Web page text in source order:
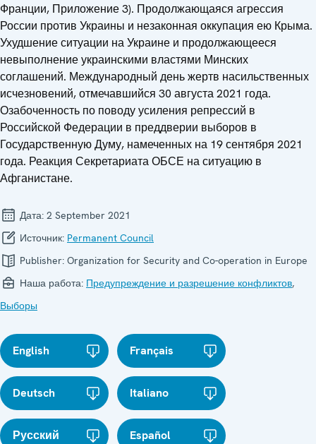
Франции, Приложение 3). Продолжающаяся агрессия
России против Украины и незаконная оккупация ею Крыма.
Ухудшение ситуации на Украине и продолжающееся
невыполнение украинскими властями Минских
соглашений. Международный день жертв насильственных
исчезновений, отмечавшийся 30 августа 2021 года.
Озабоченность по поводу усиления репрессий в
Российской Федерации в преддверии выборов в
Государственную Думу, намеченных на 19 сентября 2021
года. Реакция Секретариата ОБСЕ на ситуацию в
Афганистане.
Дата: 2 September 2021
Источник: Permanent Council
Publisher: Organization for Security and Co-operation in Europe
Наша работа: Предупреждение и разрешение конфликтов,
Выборы
English Français
Deutsch Italiano
Русский Español